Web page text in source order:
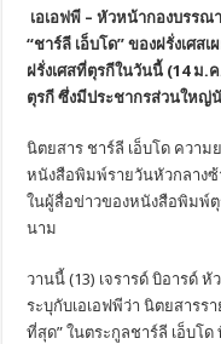
เอเอฟพี – หัวหน้ากองบรร
“ชาร์ลี เอ็บโด” ของฝรั่งเศส
ฝรั่งเศสที่ตุรกีในวันนี้ (14 ม.
ตุรกี ซึ่งมีประชากรส่วนใหญ่
นิตยสาร ชาร์ลี เอ็บโด ควา
หนังสือพิมพ์รายวันหัวกลางซ้
ในผู้สื่อข่าวของหนังสือพิมพ์ตุ
นาม
วานนี้ (13) เจรารด์ บิอารด์
ระบุกับเอเอฟพีว่า นิตยสาร
ที่สุด” ในตระกูลชาร์ลี เอ็บโ